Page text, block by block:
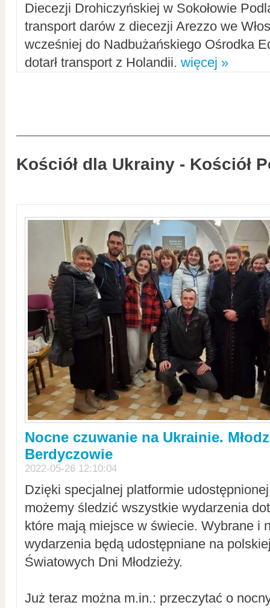
Diecezji Drohiczyńskiej w Sokołowie
transport darów z diecezji Arezzo we
wcześniej do Nadbużańskiego Ośrodka
dotarł transport z Holandii. więcej »
Kościół dla Ukrainy - Kościół
Nocne czuwanie na Ukrainie.
Berdyczowie
2022-05-26 12:10:04
Dzięki specjalnej platformie
możemy śledzić wszystkie wydarzenia
które mają miejsce w świecie. Wybrane i
wydarzenia będą udostępniane na
Światowych Dni Młodzieży.
Już teraz można m.in.: przeczytać o